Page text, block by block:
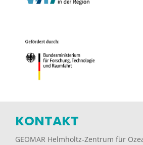
KONTAKT
GEOMAR Helmholtz-Zentrum für